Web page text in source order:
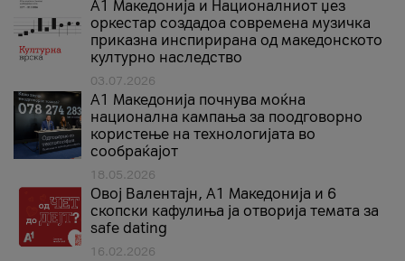
А1 Македонија и Националниот џез
оркестар создадоа современа музичка
приказна инспирирана од македонското
културно наследство
03.07.2026
A1 Македонија почнува моќна
национална кампања за поодговорно
користење на технологијата во
сообраќајот
18.05.2026
Овој Валентајн, A1 Македонија и 6
скопски кафулиња ја отворија темата за
safe dating
16.02.2026